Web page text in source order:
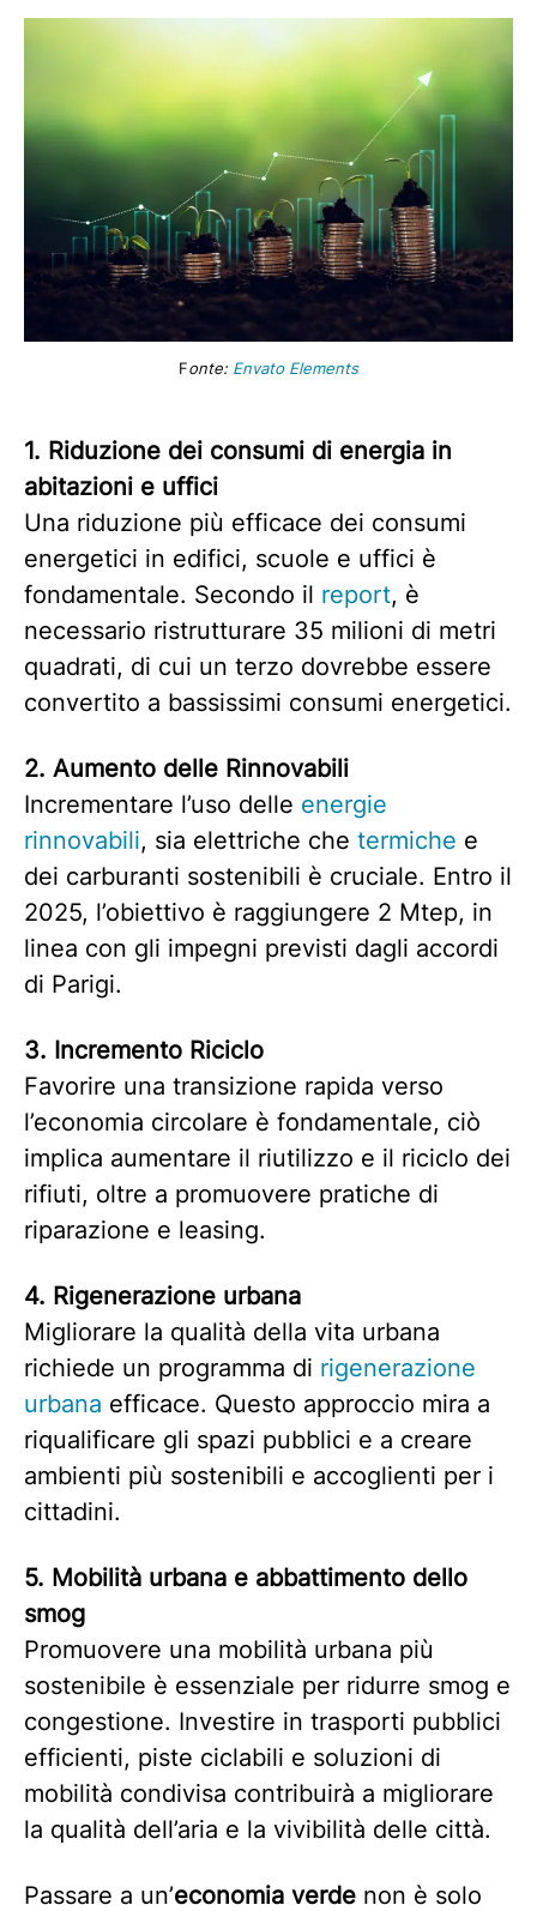
Fonte: Envato Elements
1. Riduzione dei consumi di energia in
abitazioni e uffici
Una riduzione più efficace dei consumi
energetici in edifici, scuole e uffici è
fondamentale. Secondo il report, è
necessario ristrutturare 35 milioni di metri
quadrati, di cui un terzo dovrebbe essere
convertito a bassissimi consumi energetici.
2. Aumento delle Rinnovabili
Incrementare l’uso delle energie
rinnovabili, sia elettriche che termiche e
dei carburanti sostenibili è cruciale. Entro il
2025, l’obiettivo è raggiungere 2 Mtep, in
linea con gli impegni previsti dagli accordi
di Parigi.
3. Incremento Riciclo
Favorire una transizione rapida verso
l’economia circolare è fondamentale, ciò
implica aumentare il riutilizzo e il riciclo dei
rifiuti, oltre a promuovere pratiche di
riparazione e leasing.
4. Rigenerazione urbana
Migliorare la qualità della vita urbana
richiede un programma di rigenerazione
urbana efficace. Questo approccio mira a
riqualificare gli spazi pubblici e a creare
ambienti più sostenibili e accoglienti per i
cittadini.
5. Mobilità urbana e abbattimento dello
smog
Promuovere una mobilità urbana più
sostenibile è essenziale per ridurre smog e
congestione. Investire in trasporti pubblici
efficienti, piste ciclabili e soluzioni di
mobilità condivisa contribuirà a migliorare
la qualità dell’aria e la vivibilità delle città.
Passare a un’economia verde non è solo